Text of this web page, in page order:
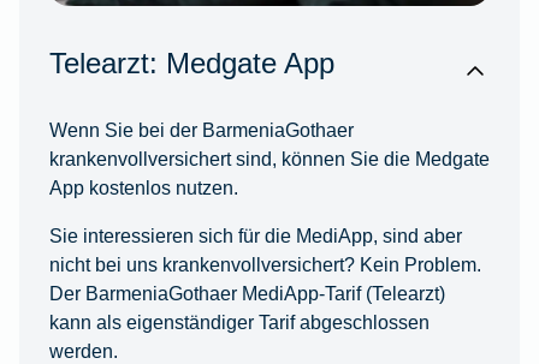
Telearzt: Medgate App
Wenn Sie bei der BarmeniaGothaer
krankenvollversichert sind, können Sie die Medgate
App kostenlos nutzen.
Sie interessieren sich für die MediApp, sind aber
nicht bei uns krankenvollversichert? Kein Problem.
Der BarmeniaGothaer MediApp-Tarif (Telearzt)
kann als eigenständiger Tarif abgeschlossen
werden.